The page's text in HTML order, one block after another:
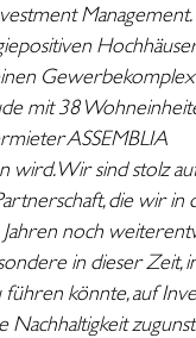
mit 38
ASSEMBLIA
wird. Wir sind stolz
die wir in
noch
in dieser Zeit,
führen könnte, auf
Nachhaltigkeit